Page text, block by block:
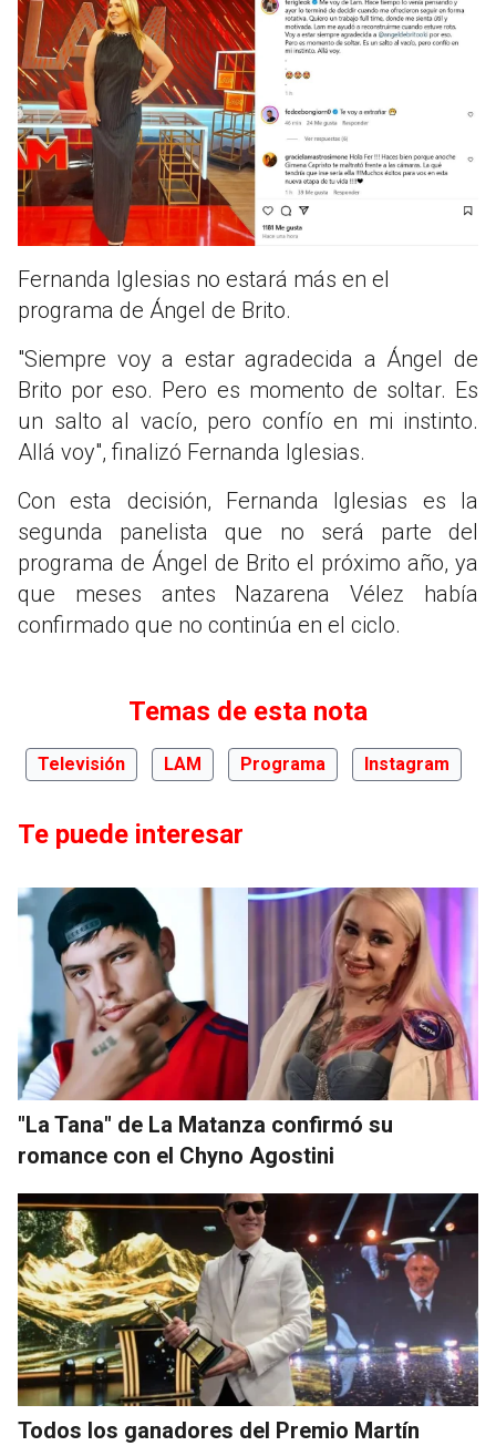
Fernanda Iglesias no estará más en el
programa de Ángel de Brito.
"Siempre voy a estar agradecida a Ángel de
Brito por eso. Pero es momento de soltar. Es
un salto al vacío, pero confío en mi instinto.
Allá voy", finalizó Fernanda Iglesias.
Con esta decisión, Fernanda Iglesias es la
segunda panelista que no será parte del
programa de Ángel de Brito el próximo año, ya
que meses antes Nazarena Vélez había
confirmado que no continúa en el ciclo.
Temas de esta nota
Televisión LAM Programa Instagram
Te puede interesar
"La Tana" de La Matanza confirmó su
romance con el Chyno Agostini
Todos los ganadores del Premio Martín